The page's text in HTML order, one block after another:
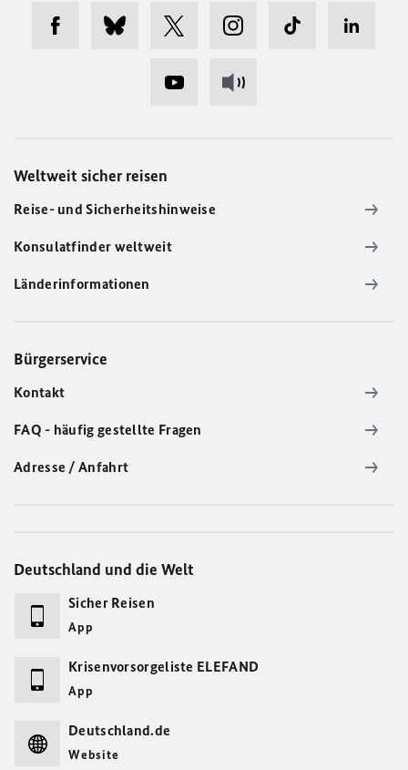
Weltweit sicher reisen
Reise- und Sicherheitshinweise
Konsulatfinder weltweit
Länderinformationen
Bürgerservice
Kontakt
FAQ - häufig gestellte Fragen
Adresse / Anfahrt
Deutschland und die Welt
Sicher Reisen
App
Krisenvorsorgeliste ELEFAND
App
Deutschland.de
Website